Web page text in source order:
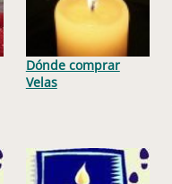
Dónde comprar
Velas